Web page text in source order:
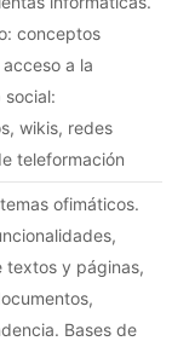
conceptos
a la
social:
wikis, redes
teleformación
ofimáticos.
textos y páginas,
Bases de